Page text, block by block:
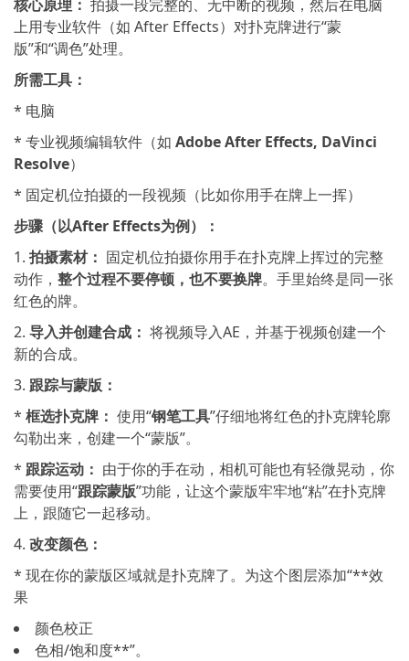
核心原理： 拍摄一段完整的、无中断的视频，然后在电脑
上用专业软件（如 After Effects）对扑克牌进行“蒙
版”和“调色”处理。
所需工具：
* 电脑
* 专业视频编辑软件（如 Adobe After Effects, DaVinci
Resolve）
* 固定机位拍摄的一段视频（比如你用手在牌上一挥）
步骤（以After Effects为例）：
1. 拍摄素材： 固定机位拍摄你用手在扑克牌上挥过的完整
动作， 整个过程不要停顿，也不要换牌。手里始终是同一张
红色的牌。
2. 导入并创建合成： 将视频导入AE，并基于视频创建一个
新的合成。
3. 跟踪与蒙版：
* 框选扑克牌： 使用“钢笔工具”仔细地将红色的扑克牌轮廓
勾勒出来，创建一个“蒙版”。
* 跟踪运动： 由于你的手在动，相机可能也有轻微晃动，你
需要使用“跟踪蒙版”功能，让这个蒙版牢牢地“粘”在扑克牌
上，跟随它一起移动。
4. 改变颜色：
* 现在你的蒙版区域就是扑克牌了。为这个图层添加“**效
果
颜色校正
色相/饱和度**”。